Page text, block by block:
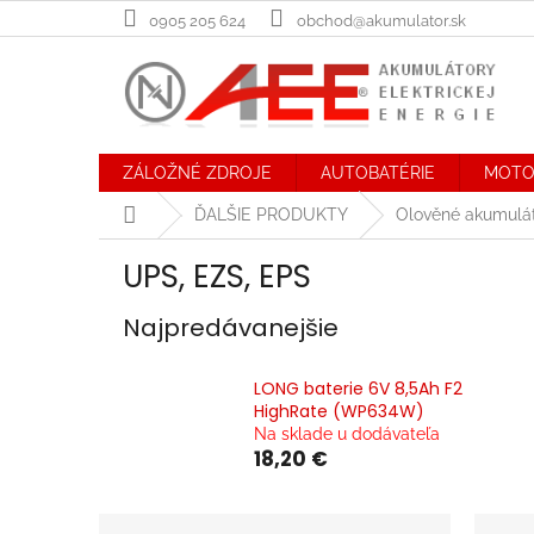
na
0905 205 624 obchod@akumulator.sk
ZÁLOŽNÉ ZDROJE AUTOBATÉRIE
DomovĎALŠIE PRODUKTY Olověné
UPS, EZS, EPS
Najpredávanejšie
LONG baterie 6V 8,5Ah F2
HighRate (WP634W)
Na sklade u dodávateľa
18,20 €